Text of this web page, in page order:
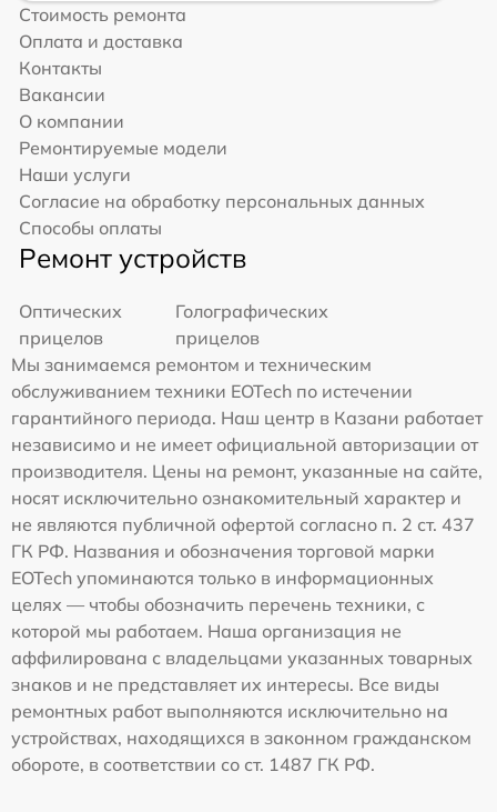
Стоимость ремонта
Оплата и доставка
Контакты
Вакансии
О компании
Ремонтируемые модели
Наши услуги
Согласие на обработку персональных данных
Способы оплаты
Ремонт устройств
Оптических
прицелов
Голографических
прицелов
Мы занимаемся ремонтом и техническим
обслуживанием техники EOTech по истечении
гарантийного периода. Наш центр в Казани работает
независимо и не имеет официальной авторизации от
производителя. Цены на ремонт, указанные на сайте,
носят исключительно ознакомительный характер и
не являются публичной офертой согласно п. 2 ст. 437
ГК РФ. Названия и обозначения торговой марки
EOTech упоминаются только в информационных
целях — чтобы обозначить перечень техники, с
которой мы работаем. Наша организация не
аффилирована с владельцами указанных товарных
знаков и не представляет их интересы. Все виды
ремонтных работ выполняются исключительно на
устройствах, находящихся в законном гражданском
обороте, в соответствии со ст. 1487 ГК РФ.